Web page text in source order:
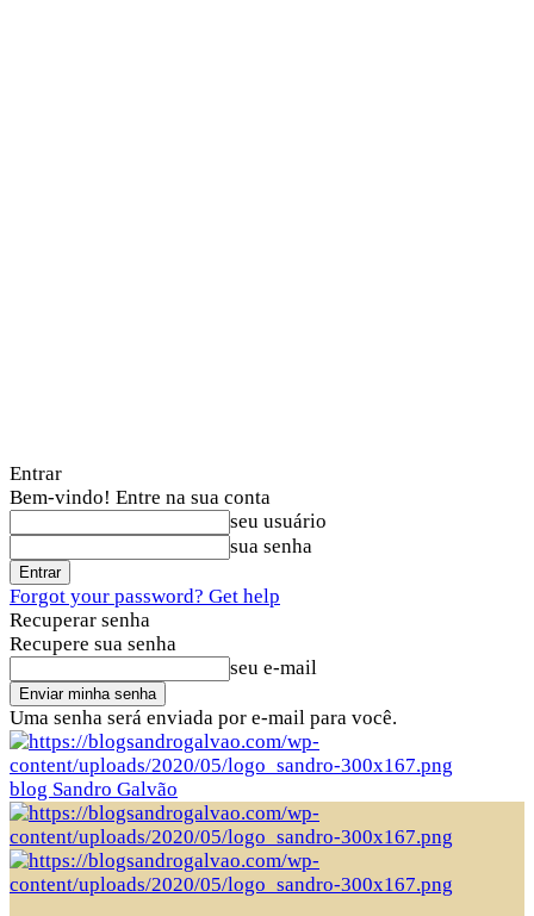
Entrar
Bem-vindo! Entre na sua conta
seu usuário
sua senha
Forgot your password? Get help
Recuperar senha
Recupere sua senha
seu e-mail
Uma senha será enviada por e-mail para você.
blog Sandro Galvão